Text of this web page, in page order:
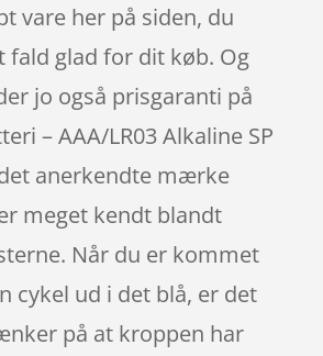
vare her på siden, du
fald glad for dit køb. Og
jo også prisgaranti på
– AAA/LR03 Alkaline SP
anerkendte mærke
meget kendt blandt
Når du er kommet
cykel ud i det blå, er det
på at kroppen har